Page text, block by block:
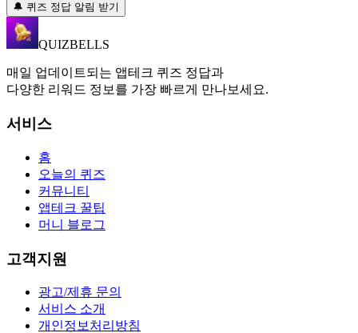
🔔 퀴즈 정답 알림 받기
QUIZBELLS
매일 업데이트되는 앱테크 퀴즈 정답과
다양한 리워드 정보를 가장 빠르게 만나보세요.
서비스
홈
오늘의 퀴즈
커뮤니티
앱테크 꿀팁
머니 블로그
고객지원
광고/제휴 문의
서비스 소개
개인정보처리방침